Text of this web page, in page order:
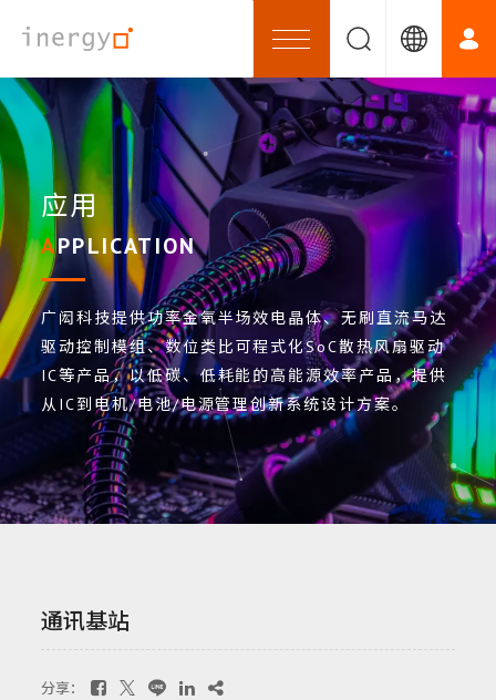
应用
APPLICATION
广闳科技提供功率金氧半场效电晶体、无刷直流马达
驱动控制模组、数位类比可程式化SoC散热风扇驱动
IC等产品，以低碳、低耗能的高能源效率产品，提供
从IC到电机/电池/电源管理创新系统设计方案。
通讯基站
分享：